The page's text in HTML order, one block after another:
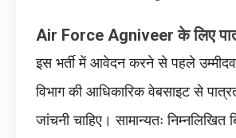
Air Force Agniveer के लिए
इस भर्ती में आवेदन करने से पहले
विभाग की आधिकारिक वेबसाइट से
जांचनी चाहिए। सामान्यतः निम्नलिखित